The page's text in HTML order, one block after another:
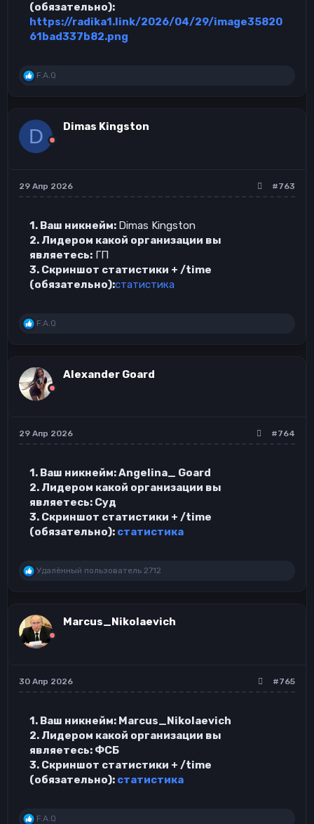
(обязательно):
https://radika1.link/2026/04/29/image35820
61bad337b82.png
Р
ц
и
и
:
F.A.Q
D Dimas Kingston
29 Апр 2026 #763
1. Ваш никнейм: Dimas Kingston
2. Лидером какой организации вы
являетесь: ГП
3. Скриншот статистики + /time
(обязательно):статистика
Р
ц
и
и
:
F.A.Q
Alexander Goard
29 Апр 2026 #764
1. Ваш никнейм: Angelina_ Goard
2. Лидером какой организации вы
являетесь: Суд
3. Скриншот статистики + /time
(обязательно): статистика
Р
ц
и
и
:
Удалённый пользователь 2712
Marcus_Nikolaevich
30 Апр 2026 #765
1. Ваш никнейм: Marcus_Nikolaevich
2. Лидером какой организации вы
являетесь: ФСБ
3. Скриншот статистики + /time
(обязательно): статистика
Р
F.A.Q